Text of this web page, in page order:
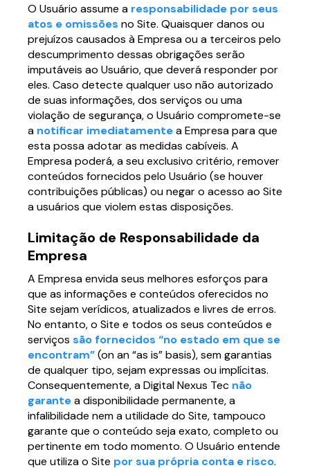
O Usuário assume a responsabilidade por seus
atos e omissões no Site. Quaisquer danos ou
prejuízos causados à Empresa ou a terceiros pelo
descumprimento dessas obrigações serão
imputáveis ao Usuário, que deverá responder por
eles. Caso detecte qualquer uso não autorizado
de suas informações, dos serviços ou uma
violação de segurança, o Usuário compromete-se
a notificar imediatamentea Empresa para que
esta possa adotar as medidas cabíveis. A
Empresa poderá, a seu exclusivo critério, remover
conteúdos fornecidos pelo Usuário (se houver
contribuições públicas) ou negar o acesso ao Site
a usuários que violem estas disposições.
Limitação de Responsabilidade da
Empresa
A Empresa envida seus melhores esforços para
que as informações e conteúdos oferecidos no
Site sejam verídicos, atualizados e livres de erros.
No entanto, o Site e todos os seus conteúdos e
serviços são fornecidos “no estado em que se
encontram”(on an “as is” basis), sem garantias
de qualquer tipo, sejam expressas ou implícitas.
Consequentemente, a Digital Nexus Tec não
garantea disponibilidade permanente, a
infalibilidade nem a utilidade do Site, tampouco
garante que o conteúdo seja exato, completo ou
pertinente em todo momento. O Usuário entende
que utiliza o Site por sua própria conta e risco.